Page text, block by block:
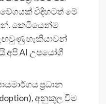
විදිහටත් මේ
කෙටියෙන්ම
හැකියාවන්
අපි AI උපයෝගී
ප්‍රධාන
අනුකූල වීම